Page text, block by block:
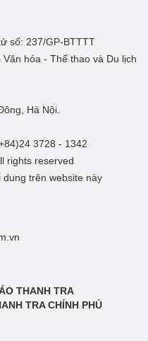
số: 237/GP-BTTTT
hóa - Thể thao và Du lịch
Hà Nội.
3728 - 1342
rights reserved
trên website này
THANH TRA
TRA CHÍNH PHỦ